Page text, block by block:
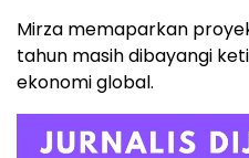
Mirza memaparkan
tahun masih dibayangi
ekonomi global.